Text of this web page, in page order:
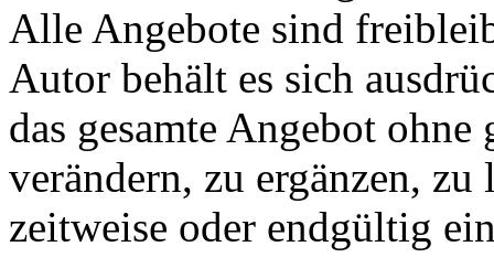
Alle Angebote sind
Autor behält es sich
das gesamte Angebot
verändern, zu ergänzen,
zeitweise oder endgültig